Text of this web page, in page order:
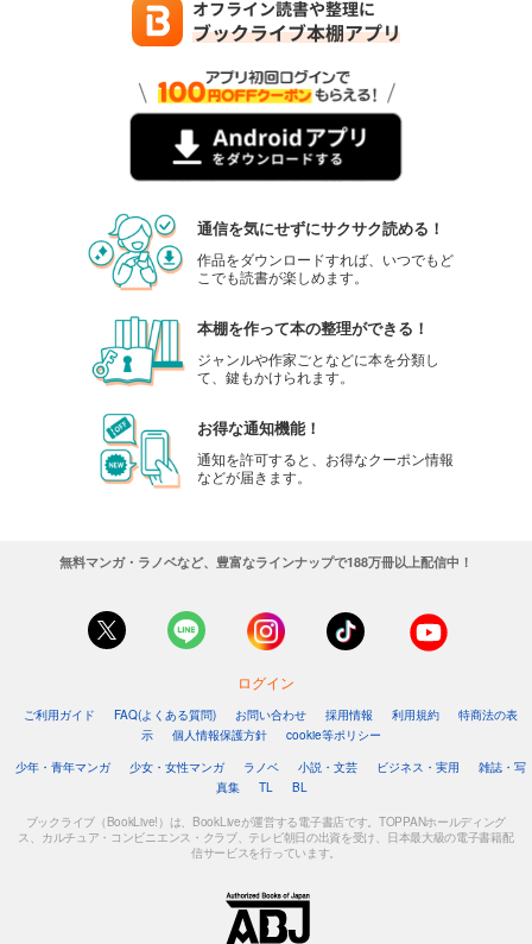
通信を気にせずにサクサク読める！
作品をダウンロードすれば、いつでもど
こでも読書が楽しめます。
本棚を作って本の整理ができる！
ジャンルや作家ごとなどに本を分類し
て、鍵もかけられます。
お得な通知機能！
通知を許可すると、お得なクーポン情報
などが届きます。
無料マンガ・ラノベなど、豊富なラインナップで188万冊以上配信中！
ログイン
ご利用ガイド FAQ(よくある質問) お問い合わせ 採用情報 利用規約
特商法の表
示
個人情報保護方針
cookie等ポリシー
少年・青年マンガ
少女・女性マンガ ラノベ 小説・文芸 ビジネス・実用
雑誌・写
真集
TL BL
ブックライブ（BookLive!）は、BookLiveが運営する電子書店です。TOPPANホールディング
ス、カルチュア・コンビニエンス・クラブ、テレビ朝日の出資を受け、日本最大級の電子書籍配
信サービスを行っています。